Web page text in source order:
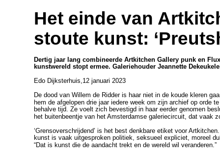
Het einde van
stoute kunst:
Dertig jaar lang combineerde Artkitchen Gallery punk en
kunstwereld stopt ermee. Galeriehouder Jeannette
Edo Dijksterhuis,12 januari 2023
De dood van Willem de Ridder is haar niet in de koude kleren
hem de afgelopen drie jaar iedere week om zijn archief op orde
behalve tijd. Ze voelt zich bevestigd in haar eerder genomen
het buitenbeentje van het Amsterdamse galeriecircuit, dat vaak
‘Grensoverschrijdend’ is het best denkbare etiket voor
kunst is vaak uitgesproken politiek, seksueel expliciet, moreel
“Dat is kunst die de aandacht trekt en de wereld wil veranderen.”